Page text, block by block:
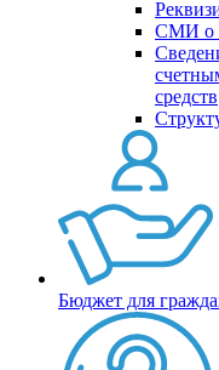
СМИ о
средств
Бюджет для